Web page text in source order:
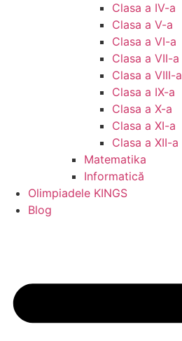
Clasa a IV-a
Clasa a V-a
Clasa a VI-a
Clasa a VII-a
Clasa a VIII-a
Clasa a IX-a
Clasa a X-a
Clasa a XI-a
Clasa a XII-a
Matematika
Informatică
Olimpiadele KINGS
Blog